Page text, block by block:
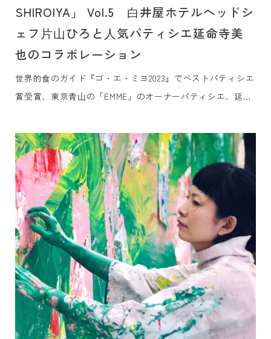
SHIROIYA」 Vol.5 ⽩井屋ホテルヘッドシ
ェフ⽚⼭ひろと⼈気パティシエ延命寺美
也のコラボレーション
世界的⾷のガイド『ゴ・エ・ミヨ2023』でベストパティシエ
賞受賞、東京⻘⼭の「EMME」のオーナーパティシエ、延命
井屋ザ・レストラン」のヘッドシェフ、⽚⼭ひろとの⼀夜限
りの贅沢なコラボレーションディナーをご提供します。群⾺
の⼤⾃然の恵みを知り尽くした⽚⼭の料理「上州キュイジー
ヌ」と延命寺⽒による⾷材の組み合わせの妙を⽣かした記憶
に残る「アシェットデセール（その場でつくる⽫盛りデザー
ト）」を、ライブ感あふれるオープンキッチンにてお楽しみ
いただきます。共に『ゴ・エ・ミヨ』に毎年掲載されている
パティシエとシェフのコラボレーションを通じて、この⽇、
この場所だけで味わえる、かけがえのないひとときをご堪能
ください。